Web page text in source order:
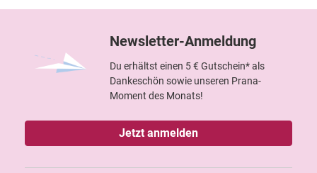
Newsletter-Anmeldung
Du erhältst einen 5 € Gutschein* als
Dankeschön sowie unseren Prana-
Moment des Monats!
Jetzt anmelden